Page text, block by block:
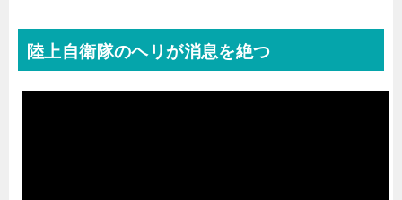
陸上自衛隊のヘリが消息を絶つ